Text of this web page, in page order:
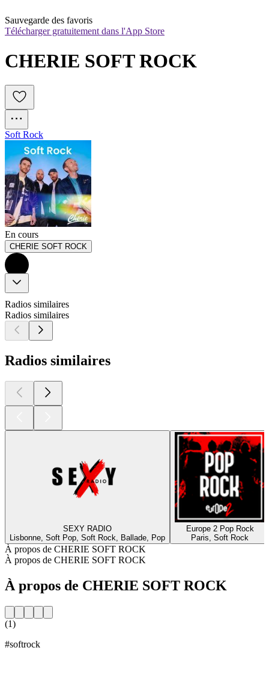
Sauvegarde des favoris
Télécharger gratuitement dans l'App Store
CHERIE SOFT ROCK
Soft Rock
En cours
CHERIE SOFT ROCK
Radios similaires
Radios similaires
Radios similaires
SEXY RADIO
Lisbonne, Soft Pop, Soft Rock, Ballade, Pop
Europe 2 Pop Rock
Paris, Soft Rock
À propos de CHERIE SOFT ROCK
À propos de CHERIE SOFT ROCK
À propos de CHERIE SOFT ROCK
(1)
#softrock